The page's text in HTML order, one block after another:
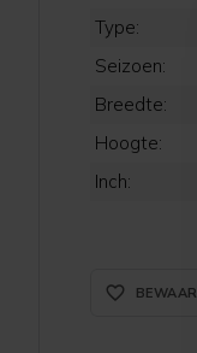
Type:
Seizoen:
Breedte:
Hoogte:
Inch:
BEWAAR